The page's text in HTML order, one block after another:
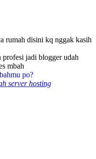
rumah disini kq nggak kasih
jadi blogger udah
mbah
po?
server hosting